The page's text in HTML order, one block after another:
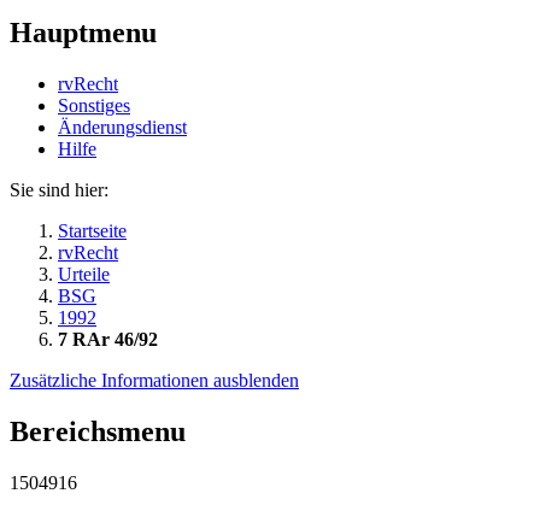
Hauptmenu
rvRecht
Sonstiges
Änderungsdienst
Hil­fe
Sie sind hier:
Startseite
rvRecht
Urteile
BSG
1992
7 RAr 46/92
Zusätzliche Informationen ausblenden
Bereichsmenu
1504916